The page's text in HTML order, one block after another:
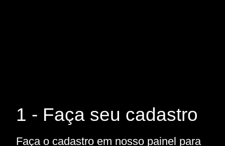
1 - Faça seu cadastro
Faça o cadastro em nosso painel para